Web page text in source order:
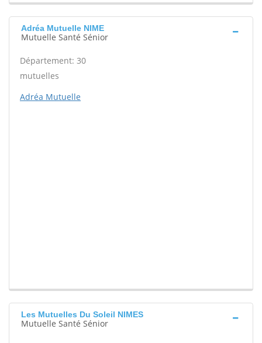
Adréa Mutuelle NIME
Mutuelle Santé Sénior
Département: 30
mutuelles
Adréa Mutuelle
Les Mutuelles Du Soleil NIMES
Mutuelle Santé Sénior